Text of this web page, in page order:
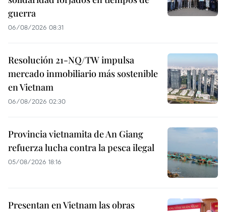
guerra
06/08/2026 08:31
Resolución 21-NQ/TW impulsa
mercado inmobiliario más sostenible
en Vietnam
06/08/2026 02:30
Provincia vietnamita de An Giang
refuerza lucha contra la pesca ilegal
05/08/2026 18:16
Presentan en Vietnam las obras